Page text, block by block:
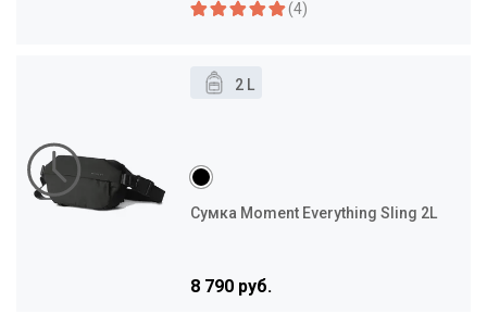
(4)
2 L
Сумка Moment Everything Sling 2L
8 790 руб.